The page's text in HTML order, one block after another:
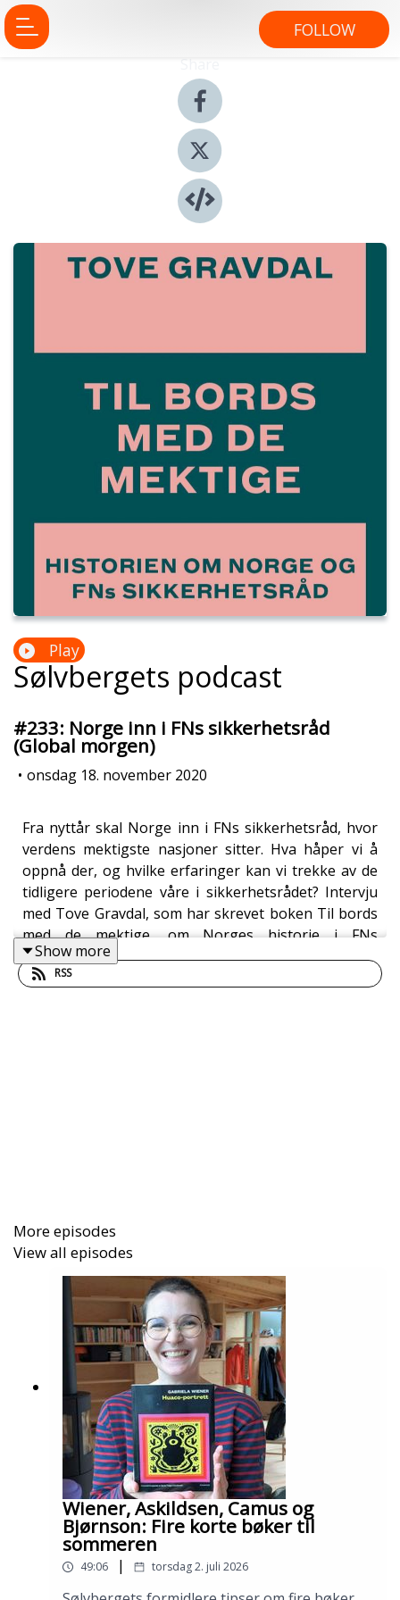
FOLLOW
Play
Sølvbergets podcast
#233: Norge inn i FNs sikkerhetsråd
(Global morgen)
• onsdag 18. november 2020
Fra nyttår skal Norge inn i FNs sikkerhetsråd, hvor
verdens mektigste nasjoner sitter. Hva håper vi å
oppnå der, og hvilke erfaringer kan vi trekke av de
tidligere periodene våre i sikkerhetsrådet? Intervju
med Tove Gravdal, som har skrevet boken Til bords
med de mektige, om Norges historie i FNs
sikkerhetsråd. -- Telefonintervjuet er innspilt på
Sølvberget 18. november 2020. Medvirkende: Tove
Show more
RSS
More episodes
View all episodes
Wiener, Askildsen, Camus og
Bjørnson: Fire korte bøker til
sommeren
49:06 | torsdag 2. juli 2026